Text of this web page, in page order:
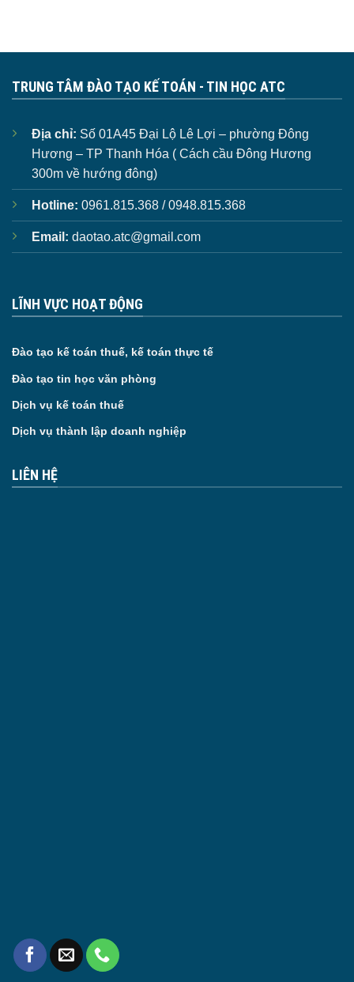
TRUNG TÂM ĐÀO TẠO KẾ TOÁN - TIN HỌC ATC
Địa chỉ: Số 01A45 Đại Lộ Lê Lợi – phường Đông
Hương – TP Thanh Hóa ( Cách cầu Đông Hương
300m về hướng đông)
Hotline: 0961.815.368 / 0948.815.368
Email: daotao.atc@gmail.com
LĨNH VỰC HOẠT ĐỘNG
Đào tạo kế toán thuế, kế toán thực tế
Đào tạo tin học văn phòng
Dịch vụ kế toán thuế
Dịch vụ thành lập doanh nghiệp
LIÊN HỆ